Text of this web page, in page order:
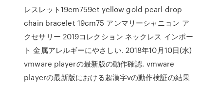
レスレット19cm759ct yellow gold pearl drop
chain bracelet 19cm75 アンマリーシャニョン ア
クセサリー 2019コレクション ネックレス インポー
ト 金属アレルギーにやさしい. 2018年10月10日(水)
vmware playerの最新版の動作確認. vmware
playerの最新版における超漢字vの動作検証の結果